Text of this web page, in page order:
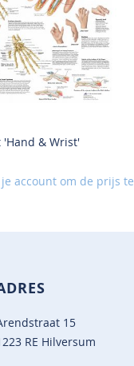
'Hand & Wrist'
account om de prijs te
15
RE Hilversum